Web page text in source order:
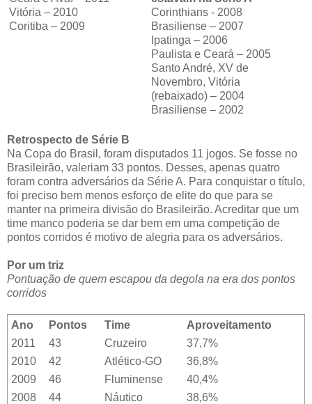
Vitória – 2010
Coritiba – 2009
Corinthians - 2008
Brasiliense – 2007
Ipatinga – 2006
Paulista e Ceará – 2005
Santo André, XV de
Novembro, Vitória
(rebaixado) – 2004
Brasiliense – 2002
Retrospecto de Série B
Na Copa do Brasil, foram disputados 11 jogos. Se fosse no
Brasileirão, valeriam 33 pontos. Desses, apenas quatro
foram contra adversários da Série A. Para conquistar o título,
foi preciso bem menos esforço de elite do que para se
manter na primeira divisão do Brasileirão. Acreditar que um
time manco poderia se dar bem em uma competição de
pontos corridos é motivo de alegria para os adversários.
Por um triz
Pontuação de quem escapou da degola na era dos pontos
corridos
Ano Pontos Time
Aproveitamento
2011
43 Cruzeiro
37,7%
2010
42 Atlético-GO
36,8%
2009
46 Fluminense
40,4%
2008
44 Náutico
38,6%